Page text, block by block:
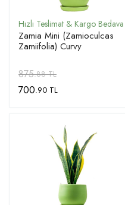
Zamia Mini (Zamioculcas
Zamiifolia) Curvy
875.88 TL
700.90 TL